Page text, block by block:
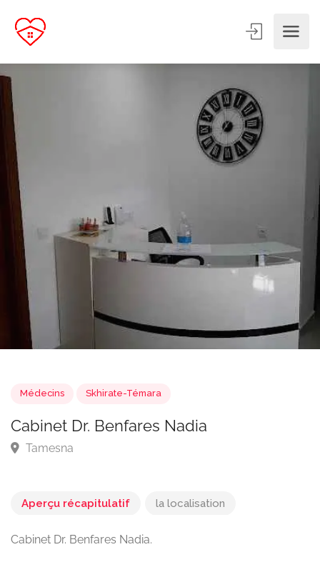
Médecins Skhirate-Témara
Aperçu récapitulatif la localisation
Cabinet Dr. Benfares Nadia.